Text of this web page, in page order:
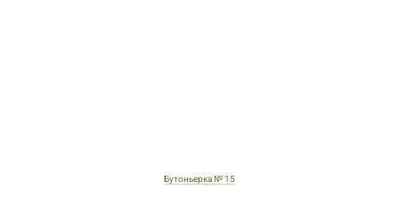
Бутоньерка № 15